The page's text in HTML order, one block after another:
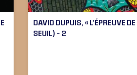
DAVID DUPUIS, « L’ÉPREUVE
SEUIL) – 2